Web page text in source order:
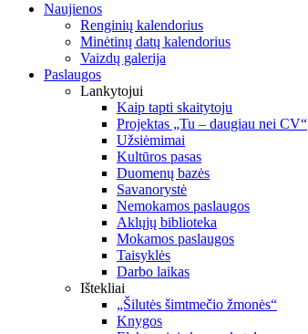
Naujienos
Renginių kalendorius
Minėtinų datų kalendorius
Vaizdų galerija
Paslaugos
Lankytojui
Kaip tapti skaitytoju
Projektas „Tu – daugiau nei CV“
Užsiėmimai
Kultūros pasas
Duomenų bazės
Savanorystė
Nemokamos paslaugos
Aklųjų biblioteka
Mokamos paslaugos
Taisyklės
Darbo laikas
Ištekliai
„Šilutės šimtmečio žmonės“
Knygos